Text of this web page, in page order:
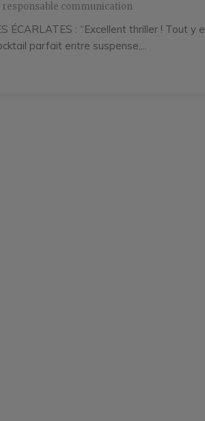
responsable communication
ÉCARLATES : “Excellent thriller ! Tout y
parfait entre suspense,...